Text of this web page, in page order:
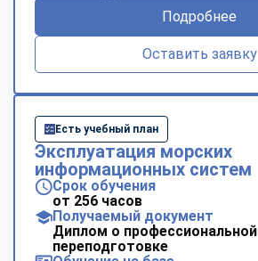
Подробнее
Оставить заявку
Есть учебный план
Эксплуатация морских
информационных систем
Срок обучения
от 256 часов
Получаемый документ
Диплом о профессиональной
переподготовке